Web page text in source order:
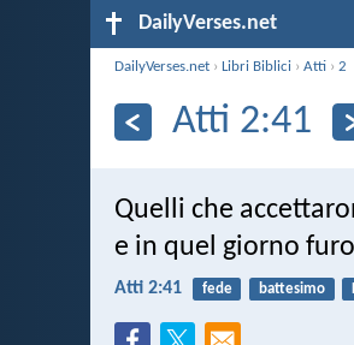
DailyVerses.net
DailyVerses.net ›Libri Biblici ›Atti ›2
Atti 2:41
Quelli che
e in quel giorno
Atti 2:41 fede battesimo